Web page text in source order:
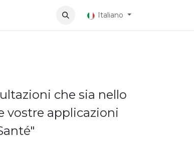
Italiano
che sia nello
vostre applicazioni